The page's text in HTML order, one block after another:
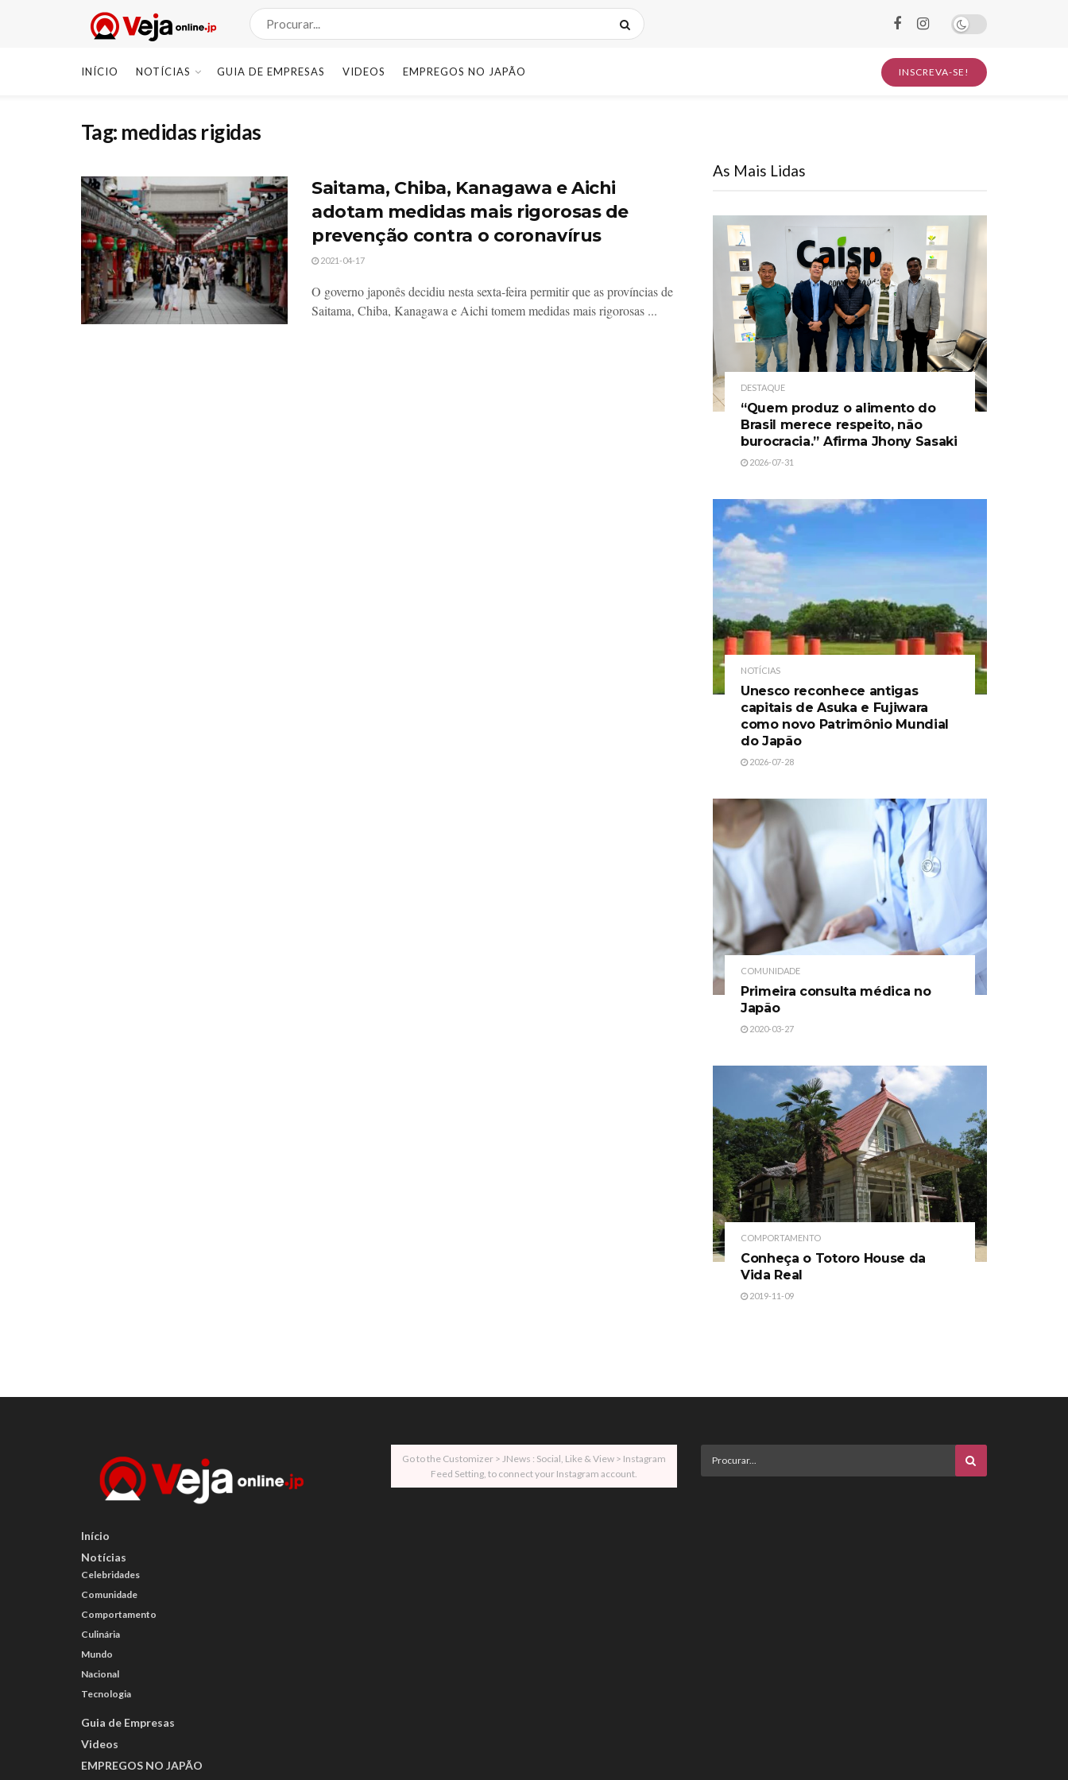
INÍCIO NOTÍCIAS GUIA DE EMPRESAS VIDEOS EMPREGOS NO JAPÃO INSCREVA-SE!
Tag: medidas rigidas
Saitama, Chiba, Kanagawa e Aichi
adotam medidas mais rigorosas de
prevenção contra o coronavírus
2021-04-17
O governo japonês decidiu nesta sexta-feira permitir que as províncias de
Saitama, Chiba, Kanagawa e Aichi tomem medidas mais rigorosas ...
As Mais Lidas
DESTAQUE
“Quem produz o alimento do
Brasil merece respeito, não
burocracia.” Afirma Jhony Sasaki
2026-07-31
NOTÍCIAS
Unesco reconhece antigas
capitais de Asuka e Fujiwara
como novo Patrimônio Mundial
do Japão
2026-07-28
COMUNIDADE
Primeira consulta médica no
Japão
2020-03-27
COMPORTAMENTO
Conheça o Totoro House da
Vida Real
2019-11-09
Início
Notícias
Celebridades
Comunidade
Comportamento
Culinária
Mundo
Nacional
Tecnologia
Guia de Empresas
Videos
EMPREGOS NO JAPÃO
Go to the Customizer > JNews : Social, Like & View > Instagram
Feed Setting, to connect your Instagram account.